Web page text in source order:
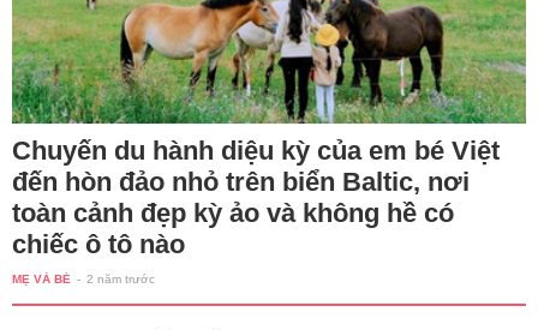
Chuyến du hành diệu kỳ của em bé Việt
đến hòn đảo nhỏ trên biển Baltic, nơi
toàn cảnh đẹp kỳ ảo và không hề có
chiếc ô tô nào
MẸ VÀ BÉ - 2 năm trước